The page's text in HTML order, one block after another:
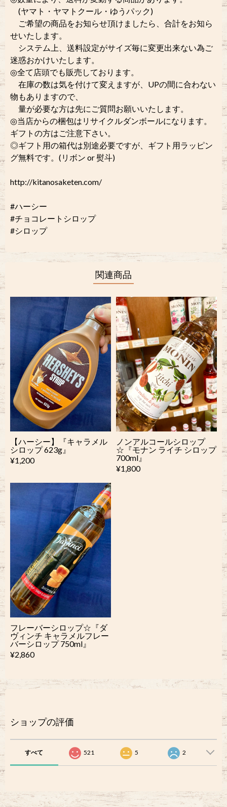
(ヤマト・ヤマトクール・ゆうパック)
ご希望の商品をお知らせ頂けましたら、合計をお知ら
せいたします。
システム上、送料設定がサイズ毎に変更出来ない為ご
迷惑おかけいたします。
◎全て店頭でも販売しております。
在庫の数は気を付けて変えますが、UPの間に合わない
物もありますので、
量が必要な方は先にご質問お願いいたします。
◎当店からの梱包はリサイクルダンボールになります。
ギフトの方はご注意下さい。
◎ギフト用の箱代は別途必要ですが、ギフト用ラッピン
グ無料です。(リボン or 熨斗)
http://kitanosaketen.com/
#ハーシー
#チョコレートシロップ
#シロップ
関連商品
【ハーシー】『キャラメル
シロップ 623g』
¥1,200
ノンアルコールシロップ
☆『モナン ライチ シロップ
700ml』
¥1,800
フレーバーシロップ☆『ダ
ヴィンチ キャラメルフレー
バーシロップ 750ml』
¥2,860
ショップの評価
すべて 521 5 2